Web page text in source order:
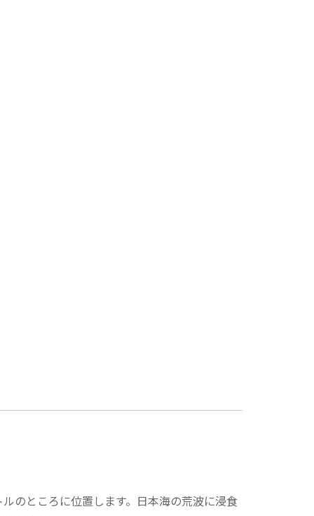
のところに位置します。日本海の荒波に浸食